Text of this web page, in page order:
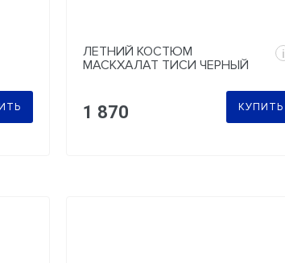
ЛЕТНИЙ КОСТЮМ
МАСКХАЛАТ ТИСИ ЧЕРНЫЙ
i
1 870 КУПИТЬ